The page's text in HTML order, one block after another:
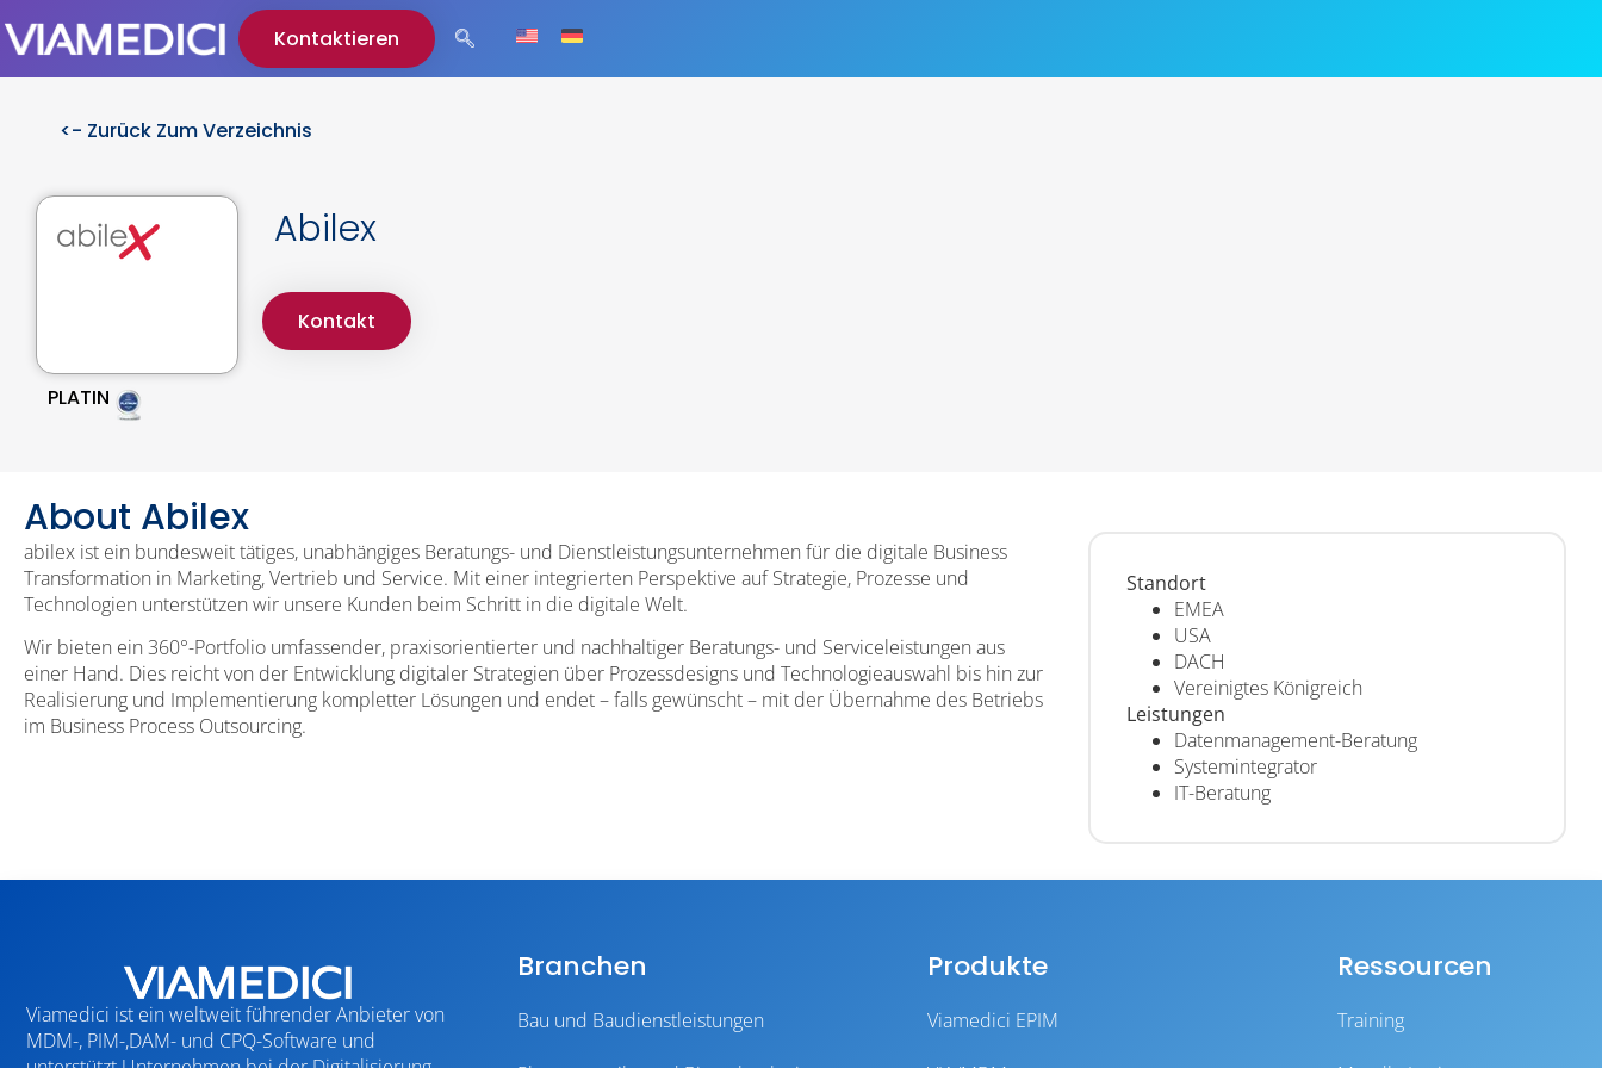
Kontaktieren
<- Zurück Zum Verzeichnis
PLATIN
Abilex
Kontakt
About Abilex
abilex ist ein bundesweit tätiges, unabhängiges Beratungs- und Dienstleistungsunternehmen für die digitale Business
Transformation in Marketing, Vertrieb und Service. Mit einer integrierten Perspektive auf Strategie, Prozesse und
Technologien unterstützen wir unsere Kunden beim Schritt in die digitale Welt.
Wir bieten ein 360°-Portfolio umfassender, praxisorientierter und nachhaltiger Beratungs- und Serviceleistungen aus
einer Hand. Dies reicht von der Entwicklung digitaler Strategien über Prozessdesigns und Technologieauswahl bis hin zur
Realisierung und Implementierung kompletter Lösungen und endet – falls gewünscht – mit der Übernahme des Betriebs
im Business Process Outsourcing.
Standort
EMEA
USA
DACH
Vereinigtes Königreich
Leistungen
Datenmanagement-Beratung
Systemintegrator
IT-Beratung
Viamedici ist ein weltweit führender Anbieter von
MDM-, PIM-,DAM- und CPQ-Software und
Branchen
Bau und Baudienstleistungen
Produkte
Viamedici EPIM
Ressourcen
Training